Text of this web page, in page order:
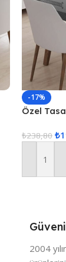
-17%
Özel
₺238,80 ₺
Sepete
2004